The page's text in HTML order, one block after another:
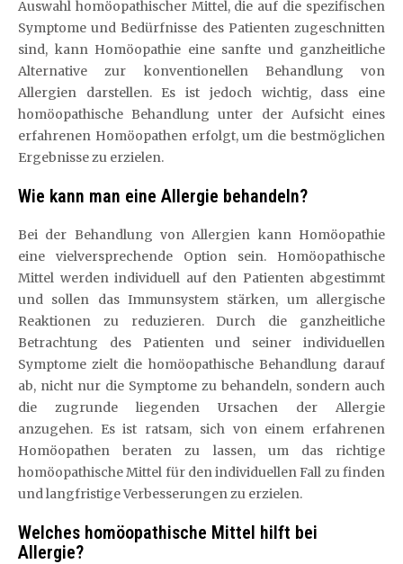
Auswahl homöopathischer Mittel, die auf die spezifischen
Symptome und Bedürfnisse des Patienten zugeschnitten
sind, kann Homöopathie eine sanfte und ganzheitliche
Alternative zur konventionellen Behandlung von
Allergien darstellen. Es ist jedoch wichtig, dass eine
homöopathische Behandlung unter der Aufsicht eines
erfahrenen Homöopathen erfolgt, um die bestmöglichen
Ergebnisse zu erzielen.
Wie kann man eine Allergie behandeln?
Bei der Behandlung von Allergien kann Homöopathie
eine vielversprechende Option sein. Homöopathische
Mittel werden individuell auf den Patienten abgestimmt
und sollen das Immunsystem stärken, um allergische
Reaktionen zu reduzieren. Durch die ganzheitliche
Betrachtung des Patienten und seiner individuellen
Symptome zielt die homöopathische Behandlung darauf
ab, nicht nur die Symptome zu behandeln, sondern auch
die zugrunde liegenden Ursachen der Allergie
anzugehen. Es ist ratsam, sich von einem erfahrenen
Homöopathen beraten zu lassen, um das richtige
homöopathische Mittel für den individuellen Fall zu finden
und langfristige Verbesserungen zu erzielen.
Welches homöopathische Mittel hilft bei
Allergie?